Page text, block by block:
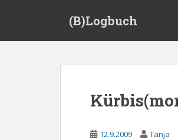
(B)Logbuch
12.9.2009 Tanja